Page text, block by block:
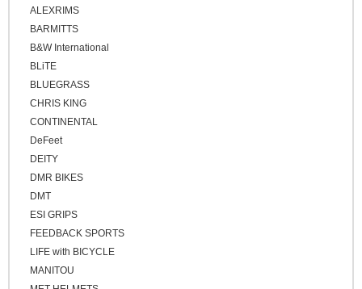
グラベルバイク/CXタイヤ（チューブレス/レディ）
アーバンタイヤ
シーラント
バルブ/チューブレスバルブ
スルーアクスル
サスペンションフォーク
グリップ
バーテープ
スプロケット/コグ/ディレイラー
シングルコグ
クランク/フロントチェーンホイール
ディスクロ―ター
プロテクター
ハンドルカバー
レッド
パープル
グリーン
イエロー
ゴールド
シルバー
その他
ベージュ
ブロンズ
FAT BIKE
グラベルバイク
小径/折りたたみ自転車
タイムトライアル / トライアスロン
キッズバイク
シクロクロスバイク
ALEXRIMS
BARMITTS
B&W International
BLiTE
BLUEGRASS
CHRIS KING
CONTINENTAL
DeFeet
DEITY
DMR BIKES
DMT
ESI GRIPS
FEEDBACK SPORTS
LIFE with BICYCLE
MANITOU